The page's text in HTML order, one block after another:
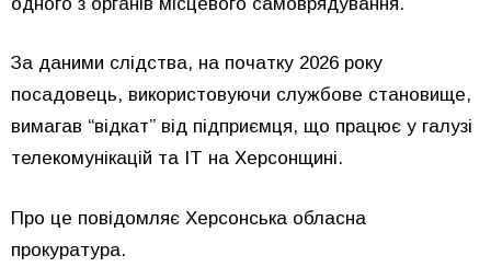
За даними слідства, на початку 2026 року
посадовець, використовуючи службове становище,
вимагав “відкат” від підприємця, що працює у галузі
телекомунікацій та ІТ на Херсонщині.
Про це повідомляє Херсонська обласна
прокуратура.